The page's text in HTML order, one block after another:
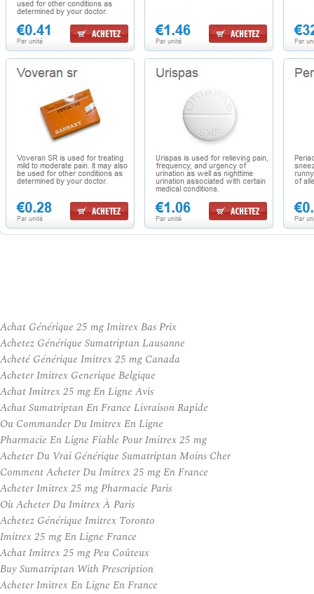
Achat Générique 25 mg Imitrex Bas Prix
Achetez Générique Sumatriptan Lausanne
Acheté Générique Imitrex 25 mg Canada
Acheter Imitrex Generique Belgique
Achat Imitrex 25 mg En Ligne Avis
Achat Sumatriptan En France Livraison Rapide
Ou Commander Du Imitrex En Ligne
Pharmacie En Ligne Fiable Pour Imitrex 25 mg
Acheter Du Vrai Générique Sumatriptan Moins Cher
Comment Acheter Du Imitrex 25 mg En France
Acheter Imitrex 25 mg Pharmacie Paris
Où Acheter Du Imitrex À Paris
Achetez Générique Imitrex Toronto
Imitrex 25 mg En Ligne France
Achat Imitrex 25 mg Peu Coûteux
Buy Sumatriptan With Prescription
Acheter Imitrex En Ligne En France